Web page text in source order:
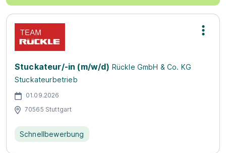
Stuckateur/-in (m/w/d) Rückle GmbH & Co. KG
Stuckateurbetrieb
01.09.2026
70565 Stuttgart
Schnellbewerbung